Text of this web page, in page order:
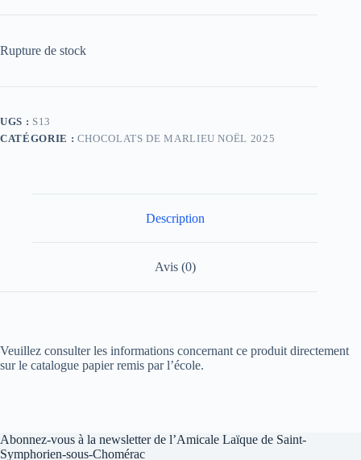
Rupture de stock
UGS : S13
CATÉGORIE : CHOCOLATS DE MARLIEU NOËL 2025
Description
Avis (0)
Veuillez consulter les informations concernant ce produit directement
sur le catalogue papier remis par l’école.
Abonnez-vous à la newsletter de l’Amicale Laïque de Saint-
Symphorien-sous-Chomérac